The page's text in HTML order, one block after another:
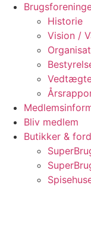
Historie
Vision /
Bliv medlem
Butikker &